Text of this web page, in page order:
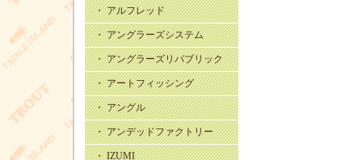
・ アルフレッド
・ アングラーズシステム
・ アングラーズリパブリック
・ アートフィッシング
・ アングル
・ アンデッドファクトリー
・ IZUMI